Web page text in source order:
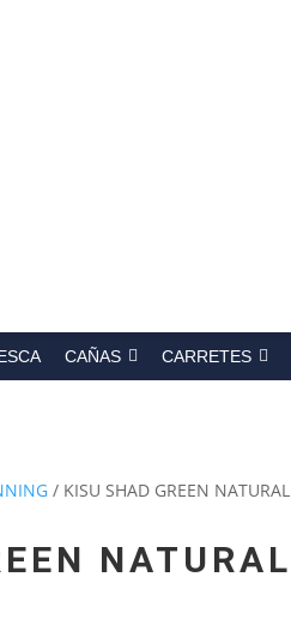
CAÑAS CARRETES
/ KISU SHAD GREEN NATURAL
NATURAL